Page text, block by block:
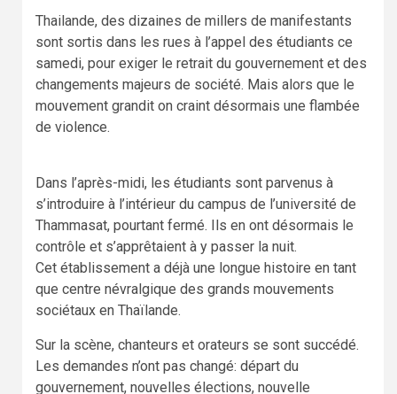
Thailande, des dizaines de millers de manifestants
sont sortis dans les rues à l’appel des étudiants ce
samedi, pour exiger le retrait du gouvernement et des
changements majeurs de société. Mais alors que le
mouvement grandit on craint désormais une flambée
de violence.
Dans l’après-midi, les étudiants sont parvenus à
s’introduire à l’intérieur du campus de l’université de
Thammasat, pourtant fermé. Ils en ont désormais le
contrôle et s’apprêtaient à y passer la nuit.
Cet établissement a déjà une longue histoire en tant
que centre névralgique des grands mouvements
sociétaux en Thaïlande.
Sur la scène, chanteurs et orateurs se sont succédé.
Les demandes n’ont pas changé: départ du
gouvernement, nouvelles élections, nouvelle